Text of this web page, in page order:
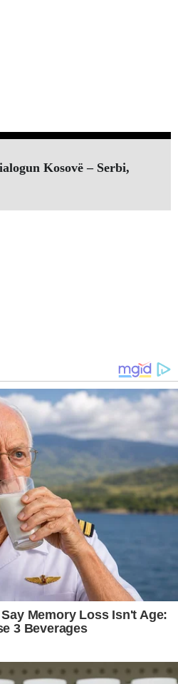
Kosovë – Serbi,